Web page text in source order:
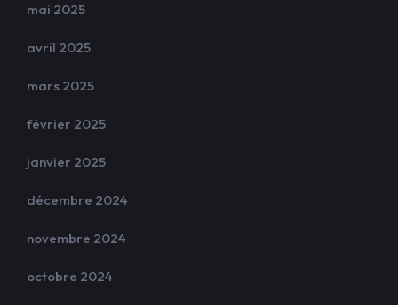
mai 2025
avril 2025
mars 2025
février 2025
janvier 2025
décembre 2024
novembre 2024
octobre 2024